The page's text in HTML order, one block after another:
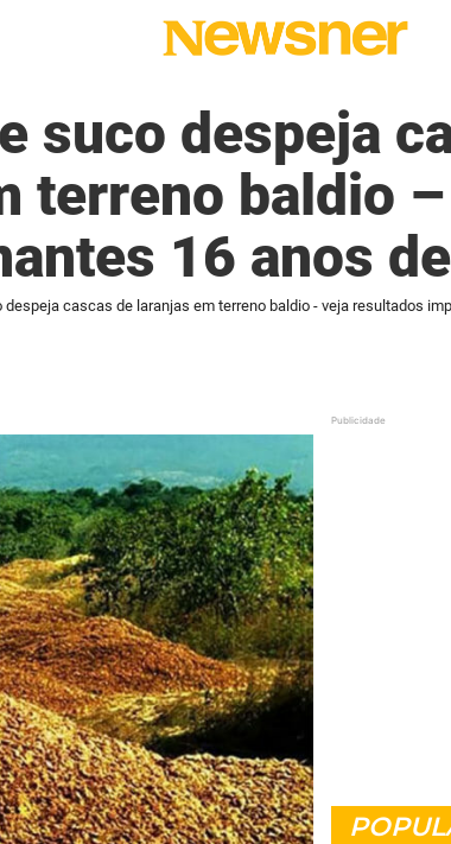
suco despeja
terreno baldio
16 anos
despeja cascas de laranjas em terreno baldio - veja resultados